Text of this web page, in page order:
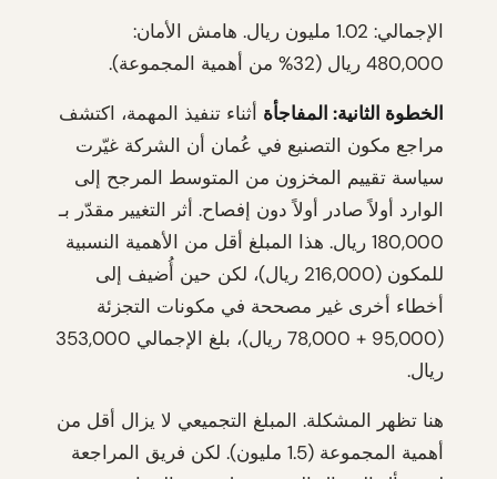
الإجمالي: 1.02 مليون ريال. هامش الأمان:
480,000 ريال (32% من أهمية المجموعة).
الخطوة الثانية: المفاجأة أثناء تنفيذ المهمة، اكتشف
مراجع مكون التصنيع في عُمان أن الشركة غيّرت
سياسة تقييم المخزون من المتوسط المرجح إلى
الوارد أولاً صادر أولاً دون إفصاح. أثر التغيير مقدّر بـ
180,000 ريال. هذا المبلغ أقل من الأهمية النسبية
للمكون (216,000 ريال)، لكن حين أُضيف إلى
أخطاء أخرى غير مصححة في مكونات التجزئة
(95,000 + 78,000 ريال)، بلغ الإجمالي 353,000
ريال.
هنا تظهر المشكلة. المبلغ التجميعي لا يزال أقل من
أهمية المجموعة (1.5 مليون). لكن فريق المراجعة